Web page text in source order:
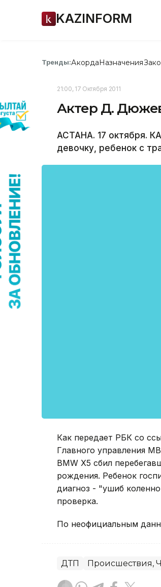
KAZINFORM
Тренды:АкордаНазначения
21:00, 17 Октября 2011
Актер Д.
АСТАНА. 17 октября.
девочку, ребенок с
Как передает РБК со
Главного управления
BMW X5 сбил
рождения. Ребенок
диагноз - "ушиб
проверка.
По неофициальным
ДТП Происшествия,